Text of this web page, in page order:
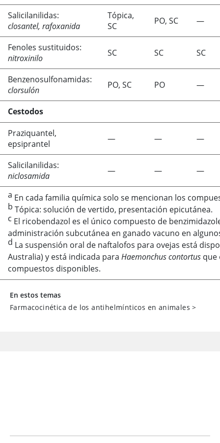
Salicilanilidas:
closantel, rafoxanida
Tópica,
SC
PO, SC —
Fenoles sustituidos:
nitroxinilo
SC SC SC
Benzenosulfonamidas:
clorsulón
PO, SC PO —
Cestodos
Praziquantel,
epsiprantel
— — —
Salicilanilidas:
niclosamida
— — —
a En cada familia química solo se mencionan los
b Tópica: solución de vertido, presentación epicutánea.
c El ricobendazol es el único compuesto de
administración subcutánea en ganado vacuno en
d La suspensión oral de naftalofos para ovejas está
Australia) y está indicada para Haemonchus contortus que
compuestos disponibles.
En estos temas
Farmacocinética de los antihelmínticos en animales >